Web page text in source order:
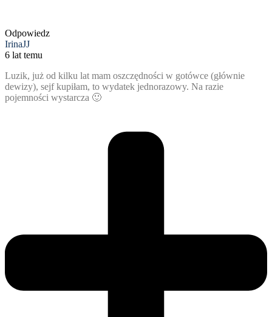
Odpowiedz
IrinaJJ
6 lat temu
Luzik, już od kilku lat mam oszczędności w gotówce (głównie
dewizy), sejf kupiłam, to wydatek jednorazowy. Na razie
pojemności wystarcza 🙂